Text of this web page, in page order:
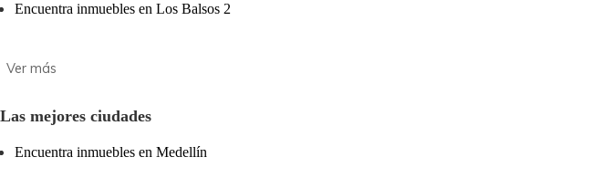
Encuentra inmuebles en Los Balsos 2
Las mejores ciudades
Encuentra inmuebles en Medellín